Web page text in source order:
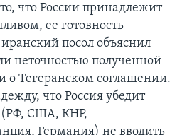
что России принадлежит
ее готовность
посол объяснил
неточностью полученной
Тегеранском соглашении.
что Россия убедит
(РФ, США, КНР,
Германия) не вводить